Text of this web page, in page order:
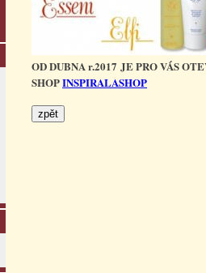
OD DUBNA r.2017 JE PRO VÁS
SHOPINSPIRALASHOP